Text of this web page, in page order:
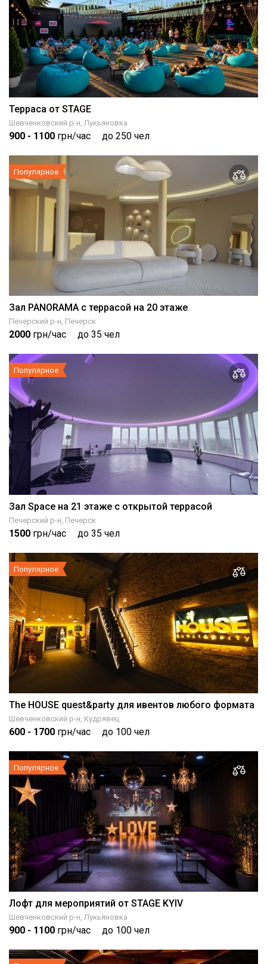
Терраса от STAGE
Шевченковский р-н, Лукьяновка
900 - 1100 грн/час до 250 чел
Популярное
Зал PANORAMA с террасой на 20 этаже
Печерский р-н, Печерск
2000 грн/час до 35 чел
Популярное
Зал Space на 21 этаже с открытой террасой
Печерский р-н, Печерск
1500 грн/час до 35 чел
Популярное
The HOUSE quest&party для ивентов любого формата
Шевченковский р-н, Кудрявец
600 - 1700 грн/час до 100 чел
Популярное
Лофт для мероприятий от STAGE KYIV
Шевченковский р-н, Лукьяновка
900 - 1100 грн/час до 100 чел